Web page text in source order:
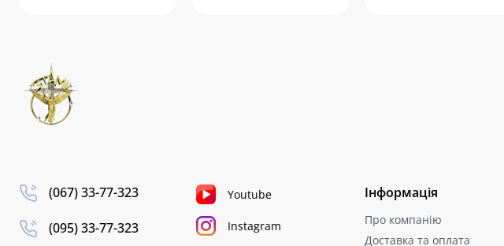
(067) 33-77-323
(095) 33-77-323
Youtube
Instagram
Інформація
Про компанію
Доставка та оплата